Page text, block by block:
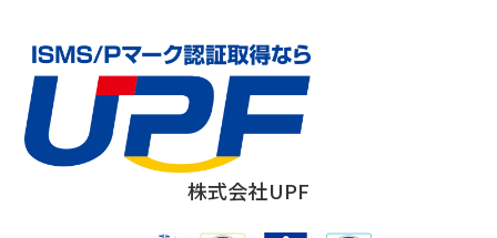
株式会社UPF